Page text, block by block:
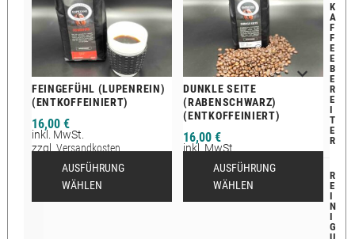
FEINGEFÜHL (LUPENREIN)
(ENTKOFFEINIERT)
16,00 €
inkl. MwSt.
zzgl.Versandkosten
Lieferzeit:2-12 Tage
AUSFÜHRUNG
WÄHLEN
DUNKLE SEITE
(RABENSCHWARZ)
(ENTKOFFEINIERT)
16,00€
inkl. MwSt.
Versandkosten
Lieferzeit:2-12 Tage
AUSFÜHRUNG
WÄHLEN
K
A
F
F
E
E
B
E
R
E
I
T
E
R
R
E
I
N
I
G